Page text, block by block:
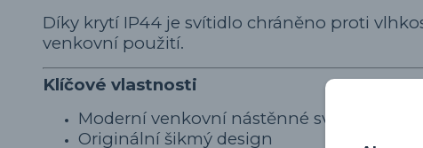
Díky krytí IP44 je svítidlo chráněno proti
venkovní použití.
Klíčové vlastnosti
Moderní venkovní nástěnné svítidlo
Originální šikmý design